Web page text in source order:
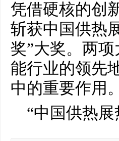
凭借硬核的创
斩获中国供热
奖”大奖。两
能行业的领先
中的重要作用。
“中国供热